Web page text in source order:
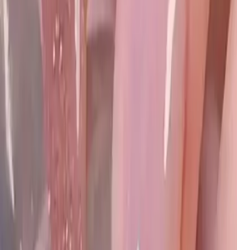
ELNİL BUTİK 24 Lü Takma Tırnak Setleri
kullanım kolaylığı ve çeşitli model
pratik bir çözüm sunar. Günlük hayatta
arayanlar için ideal bir tercihtir. Ürün kaliteli
tasarımıyla öne çıkarak kişisel stilinizi
Kullanıcı yorumları doğrultusunda yapışkan
alanlarda iyileştirmeler yapılabilir ancak
Yorumlar: